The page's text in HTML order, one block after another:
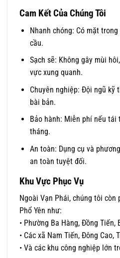
Cam Kết Của Chúng Tôi
Nhanh chóng: Có mặt
cầu.
Sạch sẽ: Không gây mùi
vực xung quanh.
Chuyên nghiệp: Đội ngũ kỹ
bài bản.
Bảo hành: Miễn phí nếu tái
tháng.
An toàn: Dụng cụ và
an toàn tuyệt đối.
Khu Vực Phục Vụ
Ngoài Vạn Phái, chúng tôi
Phổ Yên như:
• Phường Ba Hàng, Đồng Tiến,
• Các xã Nam Tiến, Đông Cao,
• Và các khu công nghiệp lớn